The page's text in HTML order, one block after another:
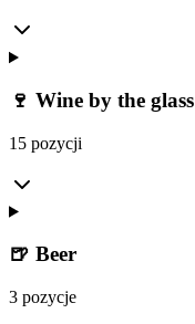
🍷 Wine by the glass
15 pozycji
🍺 Beer
3 pozycje